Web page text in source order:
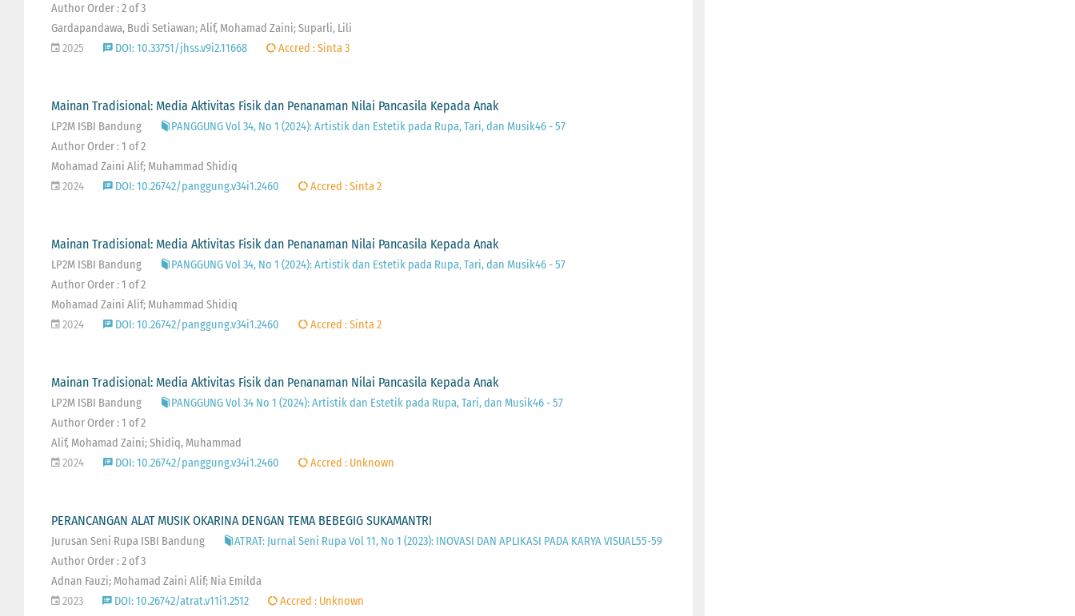
Author Order : 2 of 3
Gardapandawa, Budi Setiawan; Alif, Mohamad Zaini; Suparli, Lili
2025
DOI: 10.33751/jhss.v9i2.11668 Accred : Sinta 3
Mainan Tradisional: Media Aktivitas Fisik dan Penanaman Nilai Pancasila Kepada Anak
LP2M ISBI Bandung
PANGGUNG Vol 34, No 1 (2024): Artistik dan Estetik pada Rupa, Tari, dan Musik46 - 57
Author Order : 1 of 2
Mohamad Zaini Alif; Muhammad Shidiq
2024
DOI: 10.26742/panggung.v34i1.2460 Accred : Sinta 2
Mainan Tradisional: Media Aktivitas Fisik dan Penanaman Nilai Pancasila Kepada Anak
LP2M ISBI Bandung
PANGGUNG Vol 34, No 1 (2024): Artistik dan Estetik pada Rupa, Tari, dan Musik46 - 57
Author Order : 1 of 2
Mohamad Zaini Alif; Muhammad Shidiq
2024
DOI: 10.26742/panggung.v34i1.2460 Accred : Sinta 2
Mainan Tradisional: Media Aktivitas Fisik dan Penanaman Nilai Pancasila Kepada Anak
LP2M ISBI Bandung
PANGGUNG Vol 34 No 1 (2024): Artistik dan Estetik pada Rupa, Tari, dan Musik46 - 57
Author Order : 1 of 2
Alif, Mohamad Zaini; Shidiq, Muhammad
2024
DOI: 10.26742/panggung.v34i1.2460 Accred : Unknown
PERANCANGAN ALAT MUSIK OKARINA DENGAN TEMA BEBEGIG SUKAMANTRI
Jurusan Seni Rupa ISBI Bandung
ATRAT: Jurnal Seni Rupa Vol 11, No 1 (2023): INOVASI DAN APLIKASI PADA KARYA VISUAL55-59
Author Order : 2 of 3
Adnan Fauzi; Mohamad Zaini Alif; Nia Emilda
2023
DOI: 10.26742/atrat.v11i1.2512 Accred : Unknown